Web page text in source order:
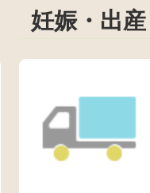
妊娠・出産